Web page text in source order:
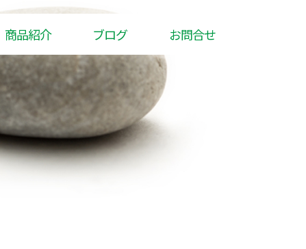
商品紹介 ブログ お問合せ